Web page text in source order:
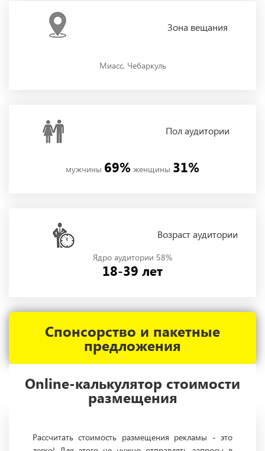
Зона вещания
Миасс, Чебаркуль
Полаудитории
мужчины 69% женщины 31%
Возраст аудитории
Ядро аудитории 58%
18-39 лет
Online-калькулятор стоимости
размещения
Спонсорство и пакетные
предложения
Рассчитать стоимость размещения рекламы - это